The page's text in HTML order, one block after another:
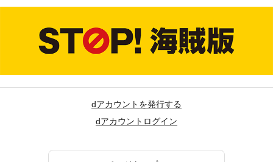
dアカウントを発行する
dアカウントログイン